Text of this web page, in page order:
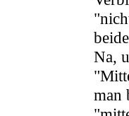
Na,
man